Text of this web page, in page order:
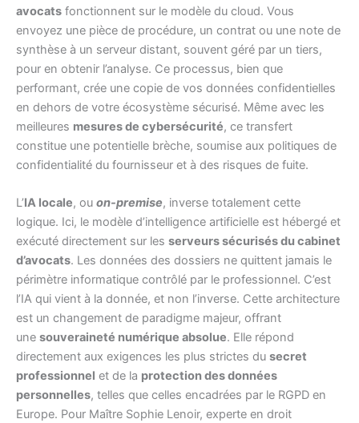
avocats fonctionnent sur le modèle du cloud. Vous
envoyez une pièce de procédure, un contrat ou une note de
synthèse à un serveur distant, souvent géré par un tiers,
pour en obtenir l’analyse. Ce processus, bien que
performant, crée une copie de vos données confidentielles
en dehors de votre écosystème sécurisé. Même avec les
meilleures mesures de cybersécurité, ce transfert
constitue une potentielle brèche, soumise aux politiques de
confidentialité du fournisseur et à des risques de fuite.
L’IA locale, ou on-premise, inverse totalement cette
logique. Ici, le modèle d’intelligence artificielle est hébergé et
exécuté directement sur les serveurs sécurisés du cabinet
d’avocats. Les données des dossiers ne quittent jamais le
périmètre informatique contrôlé par le professionnel. C’est
l’IA qui vient à la donnée, et non l’inverse. Cette architecture
est un changement de paradigme majeur, offrant
une souveraineté numérique absolue. Elle répond
directement aux exigences les plus strictes du secret
professionnel et de la protection des données
personnelles, telles que celles encadrées par le RGPD en
Europe. Pour Maître Sophie Lenoir, experte en droit